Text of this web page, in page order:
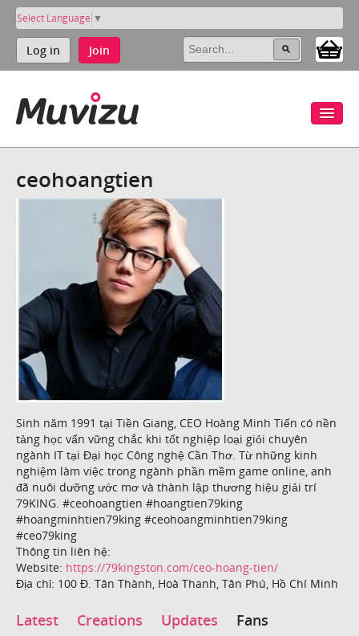
Select Language ▼
Log in Join
ceohoangtien
Sinh năm 1991 tại Tiền Giang, CEO Hoàng Minh Tiến có nền
tảng học vấn vững chắc khi tốt nghiệp loại giỏi chuyên
ngành IT tại Đại học Công nghệ Cần Thơ. Từ những kinh
nghiệm làm việc trong ngành phần mềm game online, anh
đã nuôi dưỡng ước mơ và thành lập thương hiệu giải trí
79KING. #ceohoangtien #hoangtien79king
#hoangminhtien79king #ceohoangminhtien79king
#ceo79king
Thông tin liên hệ:
Website: https://79kingston.com/ceo-hoang-tien/
Địa chỉ: 100 Đ. Tân Thành, Hoà Thanh, Tân Phú, Hồ Chí Minh
Latest Creations Updates Fans